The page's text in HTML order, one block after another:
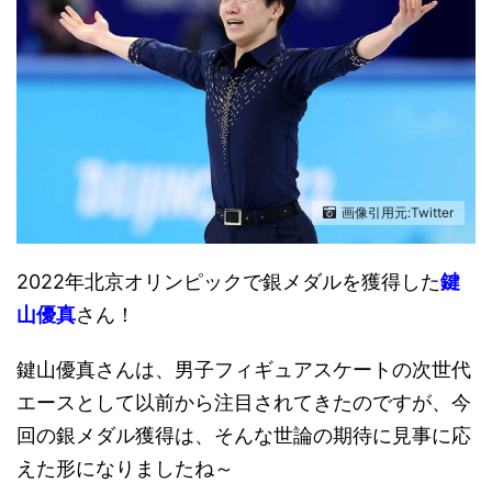
画像引用元:Twitter
2022年北京オリンピックで銀メダルを獲得した鍵
山優真さん！
鍵山優真さんは、男子フィギュアスケートの次世代
エースとして以前から注目されてきたのですが、今
回の銀メダル獲得は、そんな世論の期待に見事に応
えた形になりましたね～